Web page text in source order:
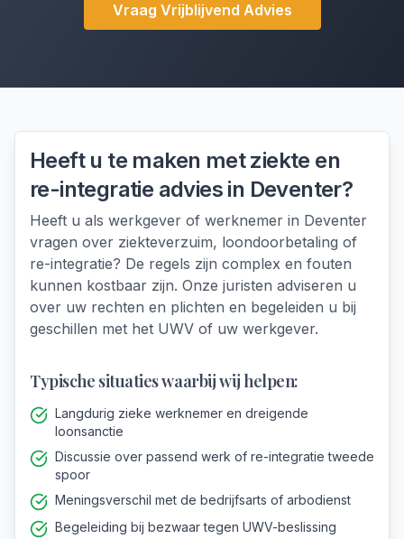
Vraag Vrijblijvend Advies
Heeft u te maken metziekte en
re-integratie advies in Deventer?
Heeft u als werkgever of werknemer in Deventer
vragen over ziekteverzuim, loondoorbetaling of
re-integratie? De regels zijn complex en fouten
kunnen kostbaar zijn. Onze juristen adviseren u
over uw rechten en plichten en begeleiden u bij
geschillen met het UWV of uw werkgever.
Typische situaties waarbij wij helpen:
Langdurig zieke werknemer en dreigende
loonsanctie
Discussie over passend werk of re-integratie tweede
spoor
Meningsverschil met de bedrijfsarts of arbodienst
Begeleiding bij bezwaar tegen UWV-beslissing